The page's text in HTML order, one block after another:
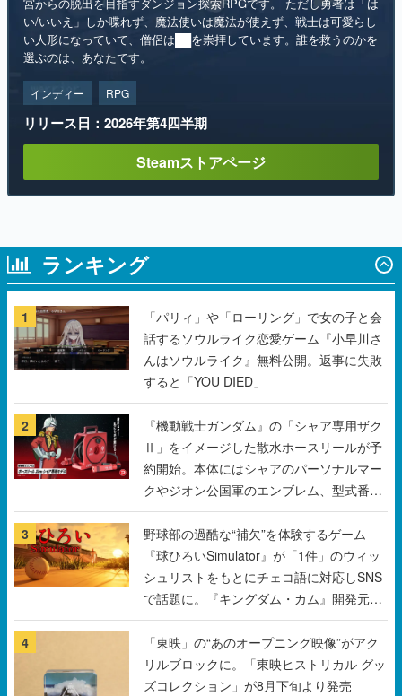
インディー RPG
リリース日：2026年第4四半期
ランキング
1
「パリィ」や「ローリング」で女の子と会
話するソウルライク恋愛ゲーム『小早川さ
んはソウルライク』無料公開。返事に失敗
すると「YOU DIED」
2
『機動戦士ガンダム』の「シャア専用ザク
Ⅱ」をイメージした散水ホースリールが予
約開始。本体にはシャアのパーソナルマー
クやジオン公国軍のエンブレム、型式番号
などを配置
3
野球部の過酷な“補欠”を体験するゲーム
『球ひろいSimulator』が「1件」のウィッ
シュリストをもとにチェコ語に対応しSNS
で話題に。『キングダム・カム』開発元や
チェコのプロ野球選手から称賛の声
4
「東映」の“あのオープニング映像”がアク
リルブロックに。「東映ヒストリカル グッ
ズコレクション」が8月下旬より発売